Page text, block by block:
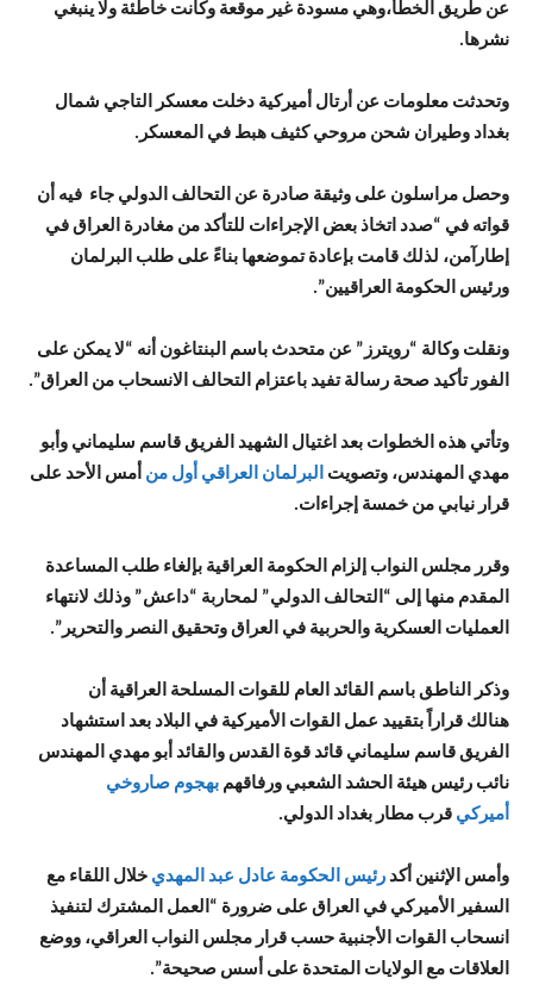
عن طريق الخطأ،وهي مسودة غير موقعة وكانت خاطئة ولا ينبغي
نشرها.
وتحدثت معلومات عن أرتال أميركية دخلت معسكر التاجي شمال
بغداد وطيران شحن مروحي كثيف هبط في المعسكر.
وحصل مراسلون على وثيقة صادرة عن التحالف الدولي جاء فيه أن
قواته في “صدد اتخاذ بعض الإجراءات للتأكد من مغادرة العراق في
إطارآمن، لذلك قامت بإعادة تموضعها بناءً على طلب البرلمان
ورئيس الحكومة العراقيين”.
ونقلت وكالة “رويترز” عن متحدث باسم البنتاغون أنه “لا يمكن على
الفور تأكيد صحة رسالة تفيد باعتزام التحالف الانسحاب من العراق”.
وتأتي هذه الخطوات بعد اغتيال الشهيد الفريق قاسم سليماني وأبو
مهدي المهندس، وتصويت البرلمان العراقي أول من أمس الأحد على
قرار نيابي من خمسة إجراءات.
وقرر مجلس النواب إلزام الحكومة العراقية بإلغاء طلب المساعدة
المقدم منها إلى “التحالف الدولي” لمحاربة “داعش” وذلك لانتهاء
العمليات العسكرية والحربية في العراق وتحقيق النصر والتحرير”.
وذكر الناطق باسم القائد العام للقوات المسلحة العراقية أن
هنالك قراراً بتقييد عمل القوات الأميركية في البلاد بعد استشهاد
الفريق قاسم سليماني قائد قوة القدس والقائد أبو مهدي المهندس
نائب رئيس هيئة الحشد الشعبي ورفاقهم بهجوم صاروخي
أميركي قرب مطار بغداد الدولي.
وأمس الإثنين أكد رئيس الحكومة عادل عبد المهدي خلال اللقاء مع
السفير الأميركي في العراق على ضرورة “العمل المشترك لتنفيذ
انسحاب القوات الأجنبية حسب قرار مجلس النواب العراقي، ووضع
العلاقات مع الولايات المتحدة على أسس صحيحة”.